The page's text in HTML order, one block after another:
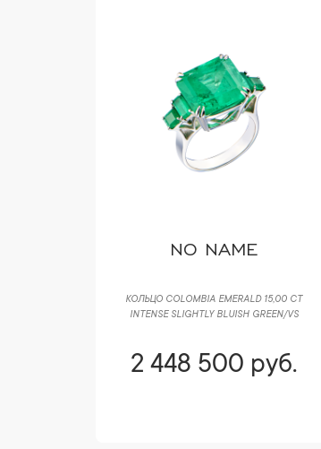
NO NAME
КОЛЬЦО COLOMBIA EMERALD 15,00 CT
INTENSE SLIGHTLY BLUISH GREEN/VS
2 448 500 руб.